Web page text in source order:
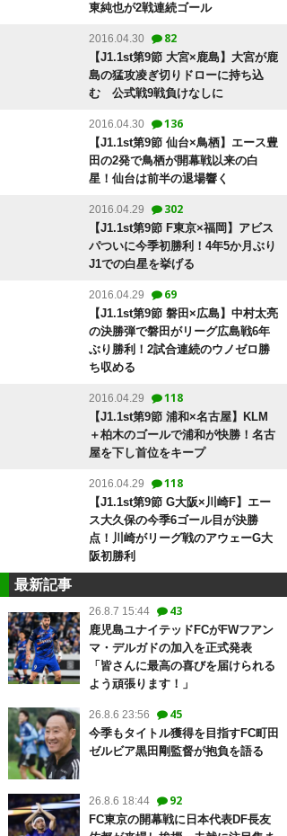
東純也が2戦連続ゴール
2016.04.30 82
【J1.1st第9節 大宮×鹿島】大宮が鹿
島の猛攻凌ぎ切りドローに持ち込
む 公式戦9戦負けなしに
2016.04.30 136
【J1.1st第9節 仙台×鳥栖】エース豊
田の2発で鳥栖が開幕戦以来の白
星！仙台は前半の退場響く
2016.04.29 302
【J1.1st第9節 F東京×福岡】アビス
パついに今季初勝利！4年5か月ぶり
J1での白星を挙げる
2016.04.29 69
【J1.1st第9節 磐田×広島】中村太亮
の決勝弾で磐田がリーグ広島戦6年
ぶり勝利！2試合連続のウノゼロ勝
ち収める
2016.04.29 118
【J1.1st第9節 浦和×名古屋】KLM
＋柏木のゴールで浦和が快勝！名古
屋を下し首位をキープ
2016.04.29 118
【J1.1st第9節 G大阪×川崎F】エー
ス大久保の今季6ゴール目が決勝
点！川崎がリーグ戦のアウェーG大
阪初勝利
最新記事
26.8.7 15:44 43
鹿児島ユナイテッドFCがFWフアン
マ・デルガドの加入を正式発表
「皆さんに最高の喜びを届けられる
よう頑張ります！」
26.8.6 23:56 45
今季もタイトル獲得を目指すFC町田
ゼルビア黒田剛監督が抱負を語る
26.8.6 18:44 92
FC東京の開幕戦に日本代表DF長友